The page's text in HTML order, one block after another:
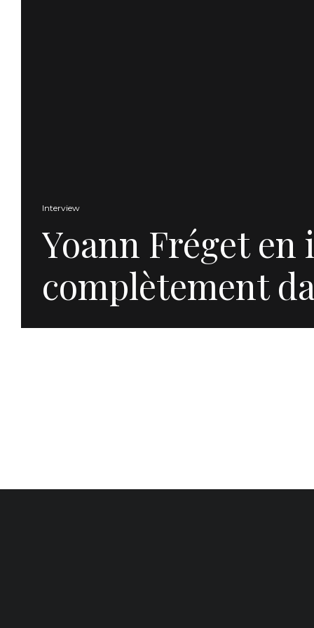
Interview
Yoann Fréget
complètement